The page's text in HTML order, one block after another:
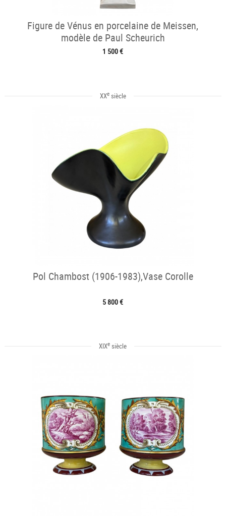
Figure de Vénus en porcelaine de Meissen,
modèle de Paul Scheurich
1 500 €
XXesiècle
Pol Chambost (1906-1983),Vase Corolle
5 800 €
XIXe siècle